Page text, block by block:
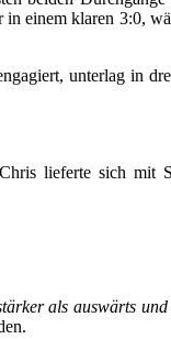
einem klaren 3:0,
unterlag in
lieferte sich mit
als auswärts